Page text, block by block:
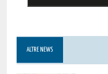
ALTRE NEWS